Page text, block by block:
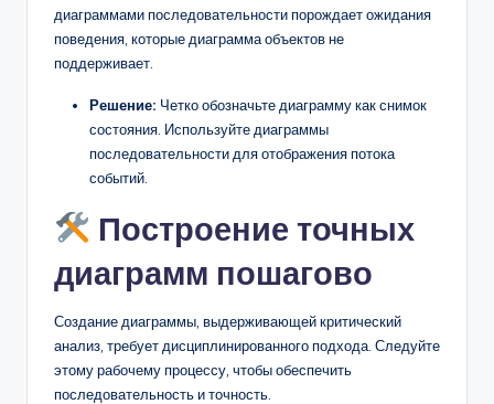
диаграммами последовательности порождает ожидания
поведения, которые диаграмма объектов не
поддерживает.
Решение: Четко обозначьте диаграмму как снимок
состояния. Используйте диаграммы
последовательности для отображения потока
событий.
Построение точных
диаграмм пошагово
Создание диаграммы, выдерживающей критический
анализ, требует дисциплинированного подхода. Следуйте
этому рабочему процессу, чтобы обеспечить
последовательность и точность.